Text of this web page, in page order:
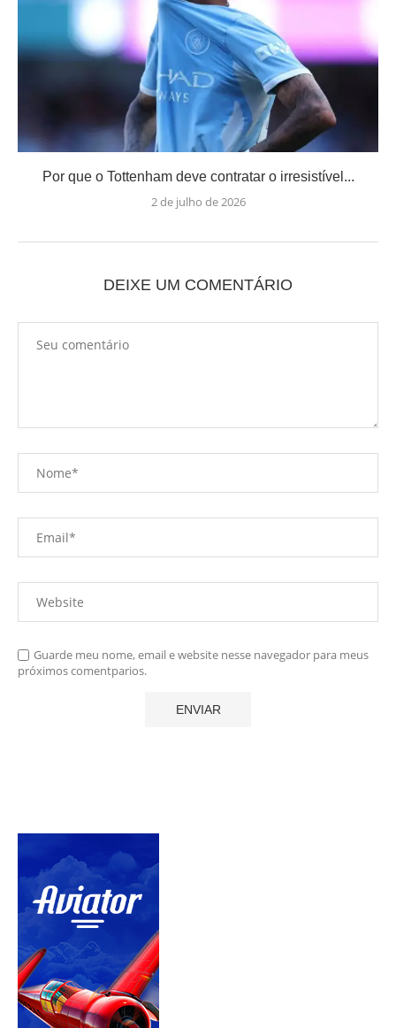
Por que o Tottenham deve contratar o irresistível...
2 de julho de 2026
DEIXE UM COMENTÁRIO
Guarde meu nome, email e website nesse navegador para meus
próximos comentparios.